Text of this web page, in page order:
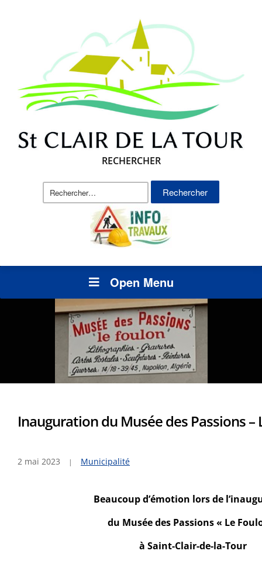
RECHERCHER
Rechercher :
Open Menu
Inauguration du Musée des Passions –
2 mai 2023 Municipalité
Beaucoup d’émotion lors de
du Musée des Passions « Le
à Saint-Clair-de-la-Tour